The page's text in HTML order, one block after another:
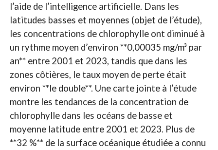
l’aide de l’intelligence artificielle. Dans les
latitudes basses et moyennes (objet de l’étude),
les concentrations de chlorophylle ont diminué à
un rythme moyen d’environ **0,00035 mg/m³ par
an** entre 2001 et 2023, tandis que dans les
zones côtières, le taux moyen de perte était
environ **le double**. Une carte jointe à l’étude
montre les tendances de la concentration de
chlorophylle dans les océans de basse et
moyenne latitude entre 2001 et 2023. Plus de
**32 %** de la surface océanique étudiée a connu